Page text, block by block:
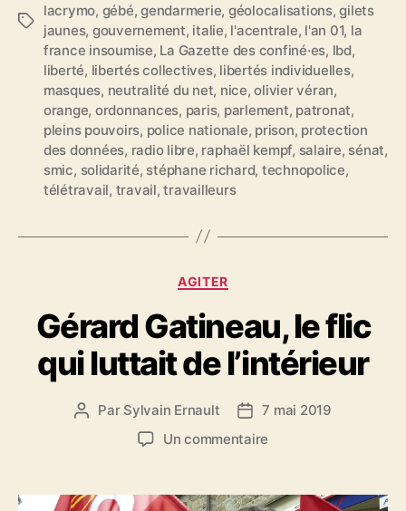
É
lacrymo, gébé,gendarmerie, géolocalisations,gilets
jaunes, gouvernement, italie, l'acentrale, l'an 01, la
france insoumise, La Gazette des confiné·es, lbd,
liberté, libertés collectives, libertés individuelles,
masques, neutralité du net, nice,olivier véran,
orange, ordonnances, paris, parlement, patronat,
pleins pouvoirs, police nationale, prison, protection
des données, radio libre, raphaël kempf, salaire, sénat,
smic, solidarité, stéphane richard, technopolice,
télétravail, travail,travailleurs
C
t
é
g
o
i
e
AGITER
Gérard Gatineau, le flic
qui luttait de l’intérieur
A
u
Par Sylvain Ernault
D
d
7 mai 2019
Un commentaire
G